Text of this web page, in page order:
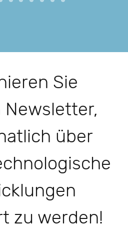
Sie
Newsletter,
über
zu werden!